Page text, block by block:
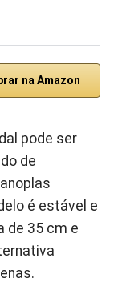
na Amazon
pode ser
de
é estável e
de 35 cm e